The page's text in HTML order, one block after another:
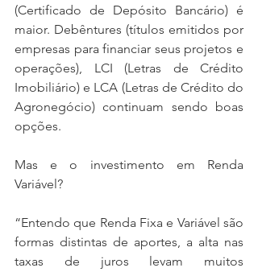
(Certificado de Depósito Bancário) é
maior. Debêntures (títulos emitidos por
empresas para financiar seus projetos e
operações), LCI (Letras de Crédito
Imobiliário) e LCA (Letras de Crédito do
Agronegócio) continuam sendo boas
opções.
Mas e o investimento em Renda
Variável?
“Entendo que Renda Fixa e Variável são
formas distintas de aportes, a alta nas
taxas de juros levam muitos